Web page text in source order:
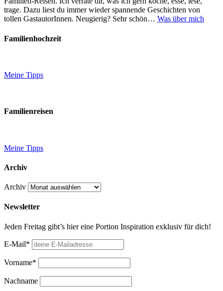
trage. Dazu liest du immer wieder spannende Geschichten von
tollen GastautorInnen. Neugierig? Sehr schön… Was über mich
Familienhochzeit
Meine Tipps
Familienreisen
Meine Tipps
Archiv
Archiv
Newsletter
Jeden Freitag gibt’s hier eine Portion Inspiration exklusiv für dich!
E-Mail*
Vorname*
Nachname